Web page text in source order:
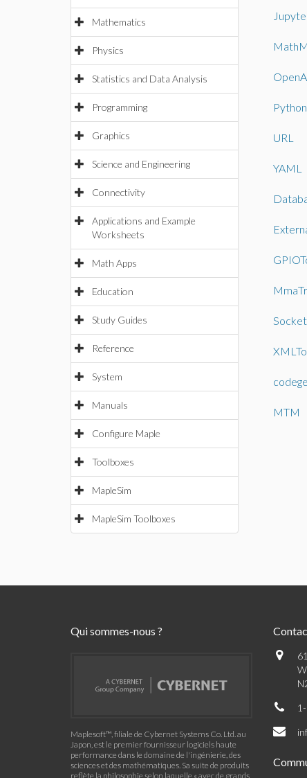
Mathematics
Physics
Statistics and Data Analysis
Programming
Graphics
Science and Engineering
Connectivity
Applications and Example
Worksheets
Math Apps
Education
Study Guides
Reference
System
Manuals
Configure Maple
Toolboxes
MapleSim
MapleSim Toolboxes
Python
URL
YAML
MTM
Qui sommes-nous ?
Maplesoft™, filiale de Cybernet Systems Co. Ltd. au
Japon, est le premier fournisseur logiciels haute
performance dans le domaine de l'ingénierie, des
sciences et des mathématiques. Sa suite de produits
reflète la philosophie selon laquelle « avec de grands